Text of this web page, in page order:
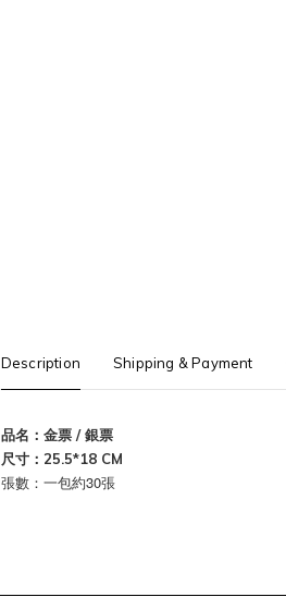
Description Shipping & Payment
品名：金票 / 銀票
尺寸：25.5*18 CM
張數：一包約30張